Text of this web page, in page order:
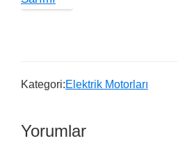
Kategori:Elektrik Motorları
Yorumlar